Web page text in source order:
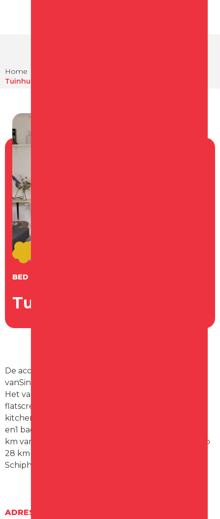
Home
Tuinhuis Schagen
BED & BREAKFAST
Tuinhuis Schagen
De accommodatie met airconditioning ligt op 5 km
vanSint Maarten.
Het vakantiehuis beschikt over 1 slaapkamer, een
flatscreen-tv met kabelzenders, een ingerichte
kitchenette met een magnetron en een koelkast,
en1 badkamer met een douche. Alkmaar ligt op 20
km van het vakantiehuis en Egmond aan Zee ligt op
28 km afstand. De dichtstbijzijnde luchthaven is
Schiphol, op 64 km van Tuinhuis.
ADRES